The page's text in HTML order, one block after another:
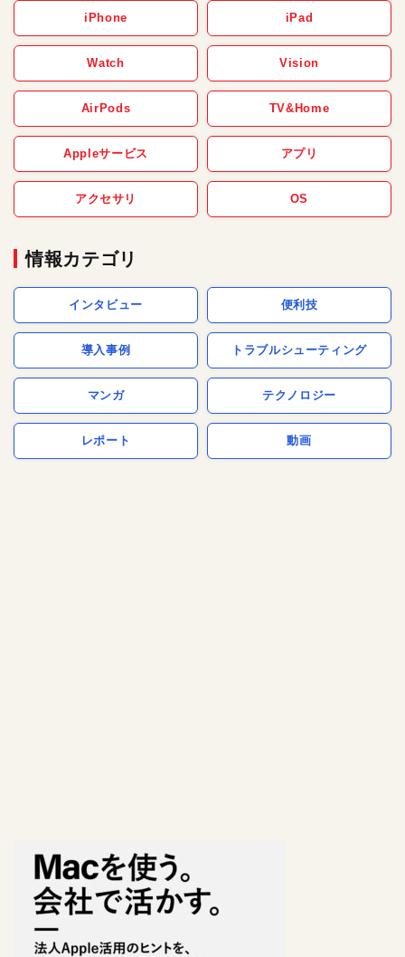
iPhone iPad
Watch Vision
AirPods TV&Home
Appleサービス アプリ
アクセサリ OS
情報カテゴリ
インタビュー 便利技
導入事例 トラブルシューティング
マンガ テクノロジー
レポート 動画